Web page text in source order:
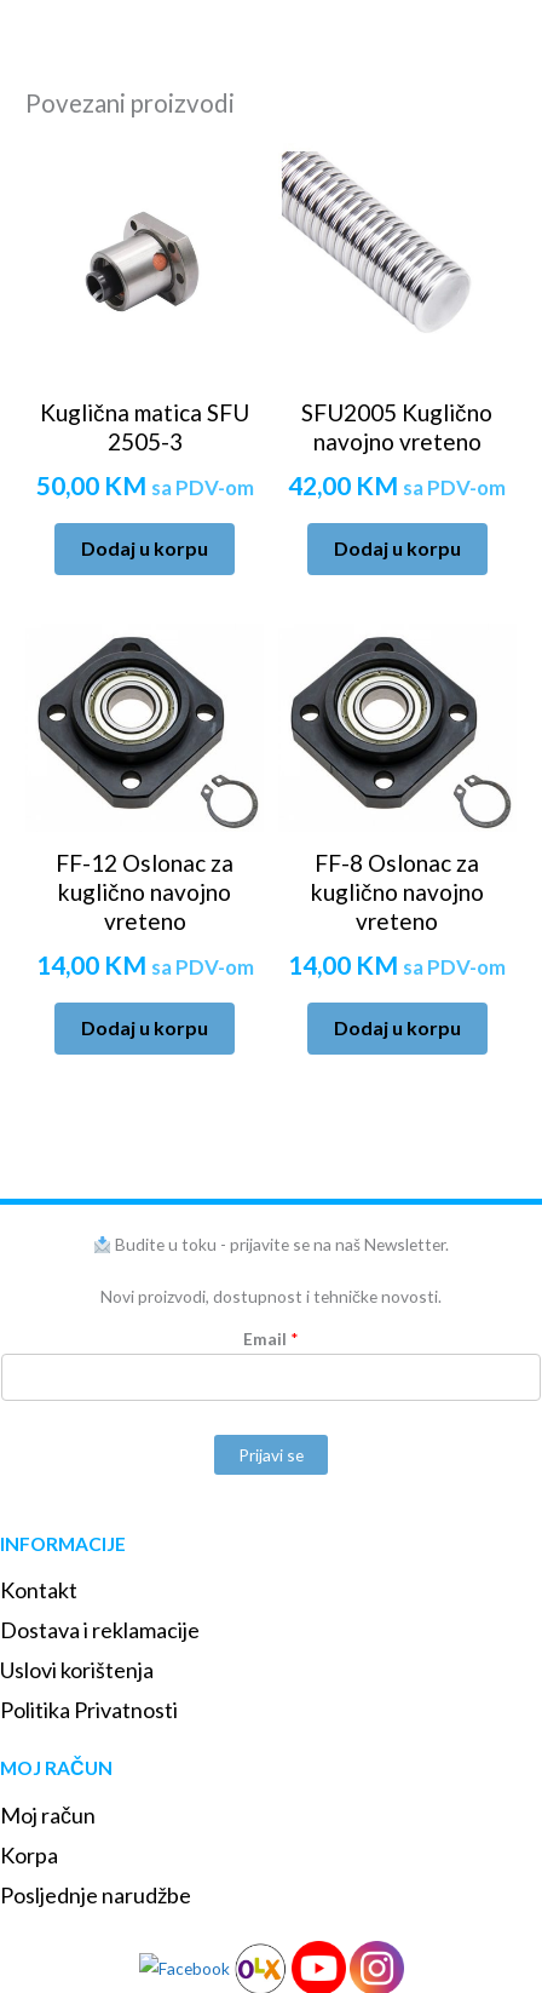
Povezani proizvodi
Kuglična matica SFU
2505-3
50,00 KM sa PDV-om
Dodaj u korpu
SFU2005 Kuglično
navojno vreteno
42,00 KM sa PDV-om
Dodaj u korpu
FF-12 Oslonac za
kuglično navojno
vreteno
14,00 KM sa PDV-om
Dodaj u korpu
FF-8 Oslonac za
kuglično navojno
vreteno
14,00 KM sa PDV-om
Dodaj u korpu
Budite u toku - prijavite se na naš Newsletter.
Novi proizvodi, dostupnost i tehničke novosti.
Email *
Prijavi se
INFORMACIJE
Kontakt
Dostava i reklamacije
Uslovi korištenja
Politika Privatnosti
MOJ RAČUN
Moj račun
Korpa
Posljednje narudžbe